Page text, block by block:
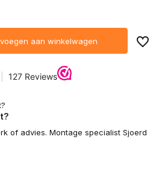
aan winkelwagen
of advies. Montage specialist Sjoerd